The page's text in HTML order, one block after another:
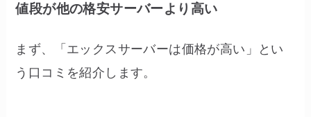
値段が他の格安サーバーより高い
まず、「エックスサーバーは価格が高い」とい
う口コミを紹介します。